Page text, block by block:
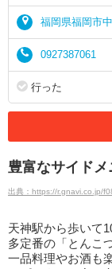
福岡県福岡市
0927387061
行った
豊富なサイドメ
出典：https://r.gnavi.co.jp/
天神駅から歩いて
多定番の「とんこ
一品料理やお酒も